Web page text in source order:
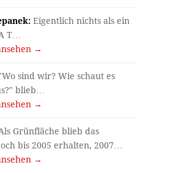
Eigentlich nichts als ein
T…
→
sind wir? Wie schaut es
blieb…
→
Grünfläche blieb das
bis 2005 erhalten, 2007…
→